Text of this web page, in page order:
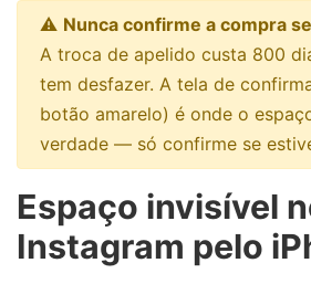
⚠️ Nunca confirme a compra
A troca de apelido custa 800
tem desfazer. A tela de
botão amarelo) é onde o
verdade — só confirme se
Espaço invisível
Instagram pelo